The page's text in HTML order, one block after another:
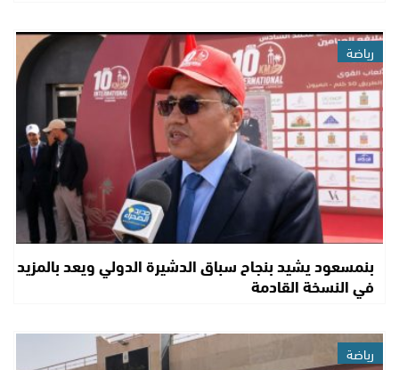
رياضة
بنمسعود يشيد بنجاح سباق الدشيرة الدولي ويعد بالمزيد
في النسخة القادمة
رياضة